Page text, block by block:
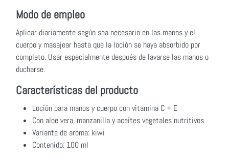
Modo de empleo
Aplicar diariamente según sea necesario en las manos y el
cuerpo y masajear hasta que la loción se haya absorbido por
completo. Usar especialmente después de lavarse las manos o
ducharse.
Características del producto
Loción para manos y cuerpo con vitamina C + E
Con aloe vera, manzanilla y aceites vegetales nutritivos
Variante de aroma: kiwi
Contenido: 100 ml